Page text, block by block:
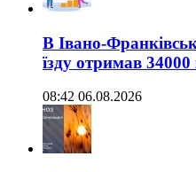
В Івано-
їзду отримав
08:42 06.08.2026